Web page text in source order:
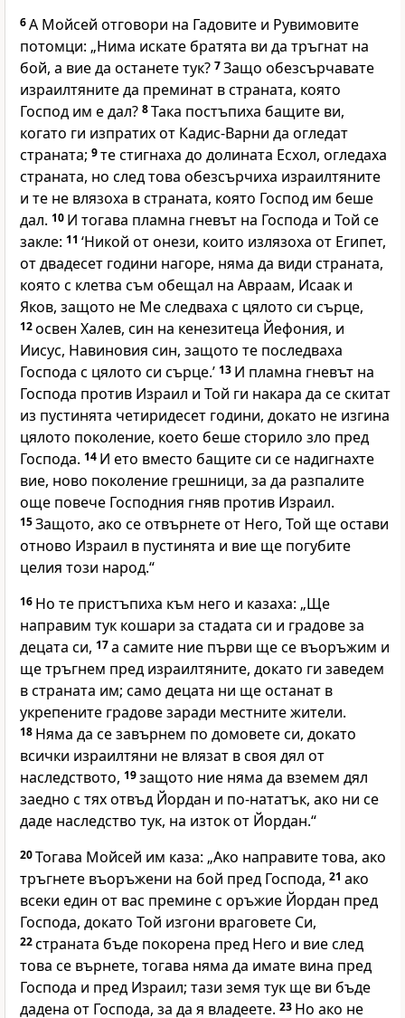
6А Мойсей отговори на Гадовите и Рувимовите
потомци: „Нима искате братята ви да тръгнат на
бой, а вие да останете тук? 7Защо обезсърчавате
израилтяните да преминат в страната, която
Господ им е дал? 8Така постъпиха бащите ви,
когато ги изпратих от Кадис-Варни да огледат
страната; 9те стигнаха до долината Есхол, огледаха
страната, но след това обезсърчиха израилтяните
и те не влязоха в страната, която Господ им беше
дал. 10 И тогава пламна гневът на Господа и Той се
закле: 11 ‘Никой от онези, които излязоха от Египет,
от двадесет години нагоре, няма да види страната,
която с клетва съм обещал на Авраам, Исаак и
Яков, защото не Ме следваха с цялото си сърце,
12освен Халев, син на кенезитеца Йефония, и
Иисус, Навиновия син, защото те последваха
Господа с цялото си сърце.’ 13 И пламна гневът на
Господа против Израил и Той ги накара да се скитат
из пустинята четиридесет години, докато не изгина
цялото поколение, което беше сторило зло пред
Господа. 14 И ето вместо бащите си се надигнахте
вие, ново поколение грешници, за да разпалите
още повече Господния гняв против Израил.
15Защото, ако се отвърнете от Него, Той ще остави
отново Израил в пустинята и вие ще погубите
целия този народ.“
16 Но те пристъпиха към него и казаха: „Ще
направим тук кошари за стадата си и градове за
децата си, 17а самите ние първи ще се въоръжим и
ще тръгнем пред израилтяните, докато ги заведем
в страната им; само децата ни ще останат в
укрепените градове заради местните жители.
18 Няма да се завърнем по домовете си, докато
всички израилтяни не влязат в своя дял от
наследството, 19защото ние няма да вземем дял
заедно с тях отвъд Йордан и по-нататък, ако ни се
даде наследство тук, на изток от Йордан.“
20Тогава Мойсей им каза: „Ако направите това, ако
тръгнете въоръжени на бой пред Господа, 21 ако
всеки един от вас премине с оръжие Йордан пред
Господа, докато Той изгони враговете Си,
22страната бъде покорена пред Него и вие след
това се върнете, тогава няма да имате вина пред
Господа и пред Израил; тази земя тук ще ви бъде
дадена от Господа, за да я владеете. 23 Но ако не